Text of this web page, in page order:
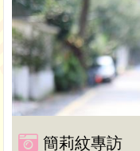
簡莉紋專訪